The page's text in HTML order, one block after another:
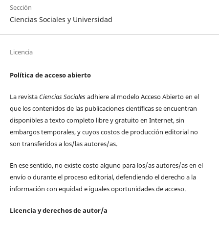
Sección
Ciencias Sociales y Universidad
Licencia
Política de acceso abierto
La revista Ciencias Socialesadhiere al modelo Acceso Abierto en el
que los contenidos de las publicaciones científicas se encuentran
disponibles a texto completo libre y gratuito en Internet, sin
embargos temporales, y cuyos costos de producción editorial no
son transferidos a los/las autores/as.
En ese sentido, no existe costo alguno para los/as autores/as en el
envío o durante el proceso editorial, defendiendo el derecho a la
información con equidad e iguales oportunidades de acceso.
Licencia y derechos de autor/a